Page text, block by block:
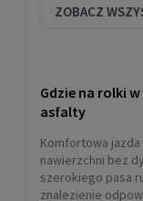
ZOBACZ
Gdzie na rolki
asfalty
Komfortowa
nawierzchni bez
szerokiego pasa
znalezienie